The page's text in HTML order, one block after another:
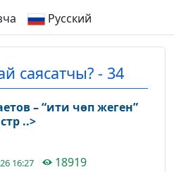
Русский
саясатчы? - 34
– “ити чөп жеген”
..>
16:27
18919